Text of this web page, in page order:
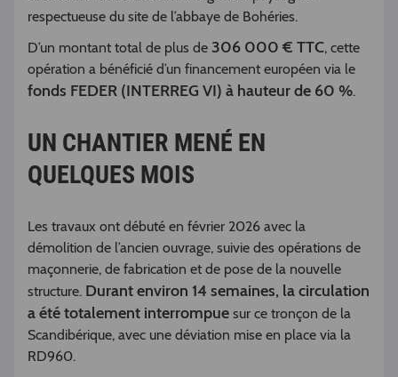
respectueuse du site de l’abbaye de Bohéries.
D’un montant total de plus de 306 000 € TTC, cette
opération a bénéficié d’un financement européen via le
fonds FEDER (INTERREG VI) à hauteur de 60 %.
UN CHANTIER MENÉ EN
QUELQUES MOIS
Les travaux ont débuté en février 2026 avec la
démolition de l’ancien ouvrage, suivie des opérations de
maçonnerie, de fabrication et de pose de la nouvelle
structure. Durant environ 14 semaines, la circulation
a été totalement interrompue sur ce tronçon de la
Scandibérique, avec une déviation mise en place via la
RD960.